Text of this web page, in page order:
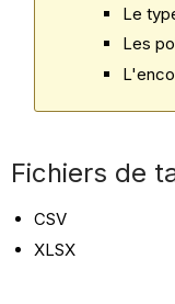
Le
Les
Fichiers de
CSV
XLSX